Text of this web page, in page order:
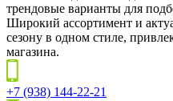
трендовые варианты для
Широкий ассортимент и
сезону в одном стиле,
магазина.
+7 (938) 144-22-21